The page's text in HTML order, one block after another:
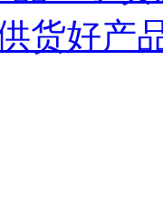
货好产